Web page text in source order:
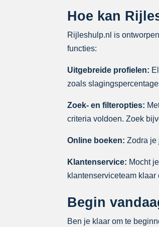
Hoe kan
Rijleshulp.nl is
functies:
Uitgebreide profielen:
zoals
Zoek- en filteropties:
criteria voldoen. Zoek
Online boeken: Zodra je
Klantenservice: Mocht
klantenserviceteam klaar
Begin
Ben je klaar om te